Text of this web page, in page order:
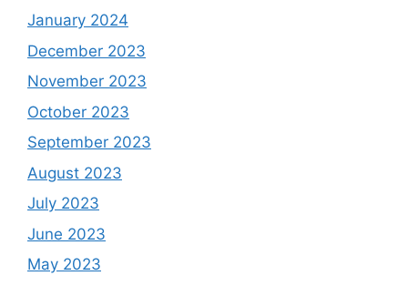
January 2024
December 2023
November 2023
October 2023
September 2023
August 2023
July 2023
June 2023
May 2023